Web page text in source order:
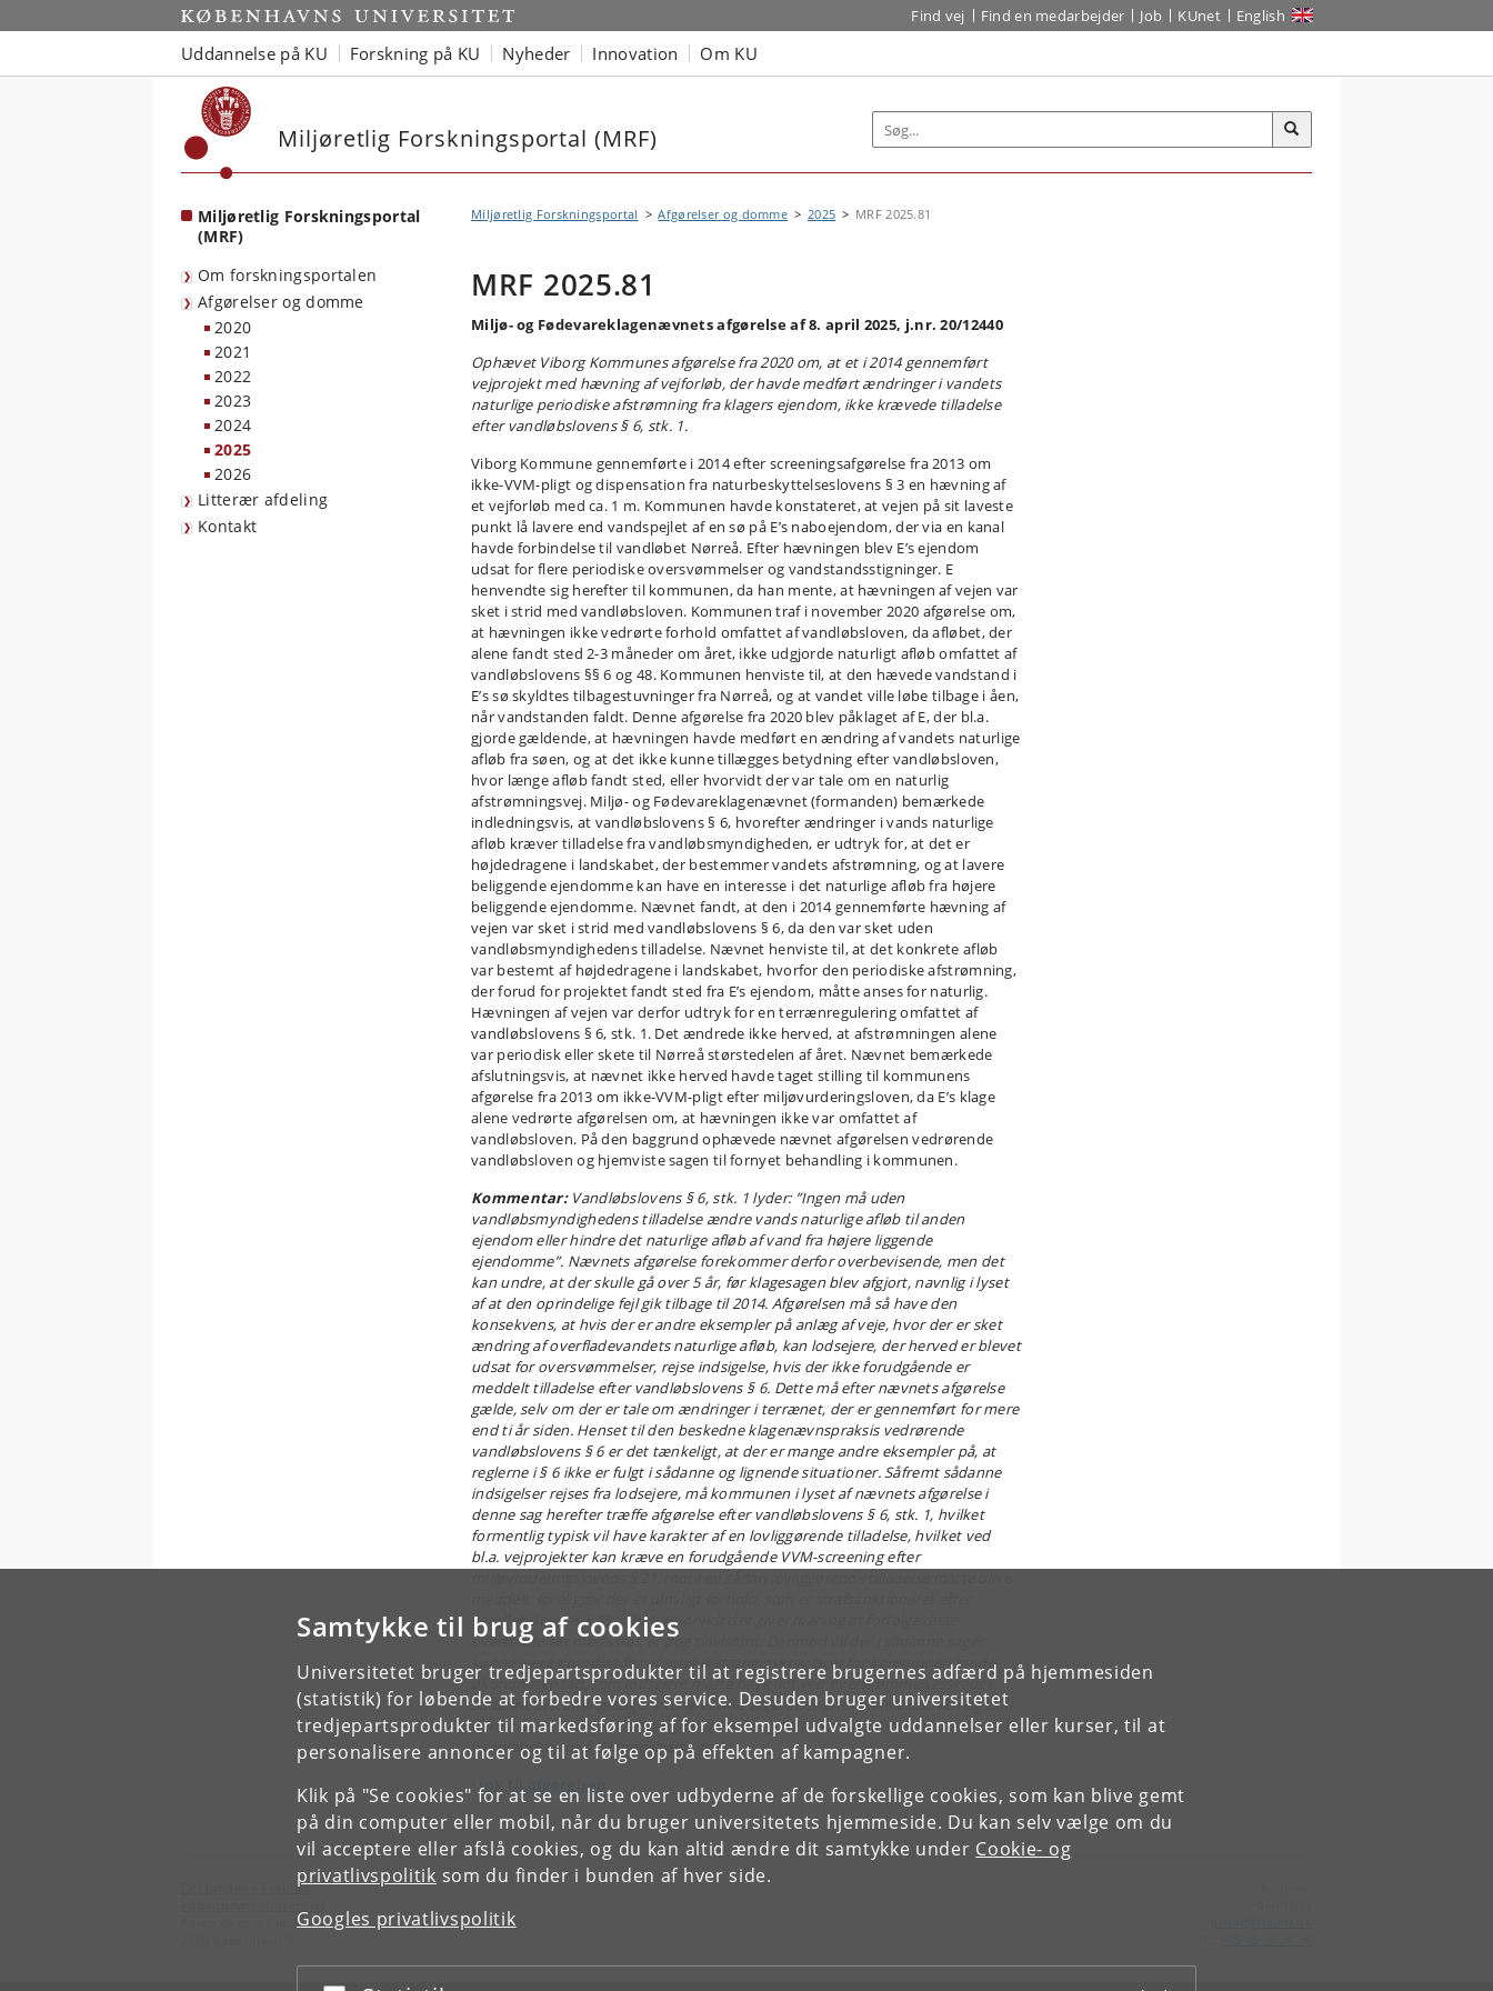
Samtykke til brug af cookies
Universitetet bruger tredjepartsprodukter til at registrere brugernes adfærd på hjemmesiden
(statistik) for løbende at forbedre vores service. Desuden bruger universitetet
tredjepartsprodukter til markedsføring af for eksempel udvalgte uddannelser eller kurser, til at
personalisere annoncer og til at følge op på effekten af kampagner.
Klik på "Se cookies" for at se en liste over udbyderne af de forskellige cookies, som kan blive gemt
på din computer eller mobil, når du bruger universitetets hjemmeside. Du kan selv vælge om du
vil acceptere eller afslå cookies, og du kan altid ændre dit samtykke under Cookie- og
privatlivspolitik som du finder i bunden af hver side.
Googles privatlivspolitik
Start Find vej Find en medarbejder Job KUnet English
Uddannelse på KU Forskning på KU Nyheder Innovation Om KU
Miljøretlig Forskningsportal (MRF)
Miljøretlig Forskningsportal
(MRF)
Om forskningsportalen
Afgørelser og domme
2020
2021
2022
2023
2024
2025
2026
Litterær afdeling
Kontakt
Miljøretlig Forskningsportal Afgørelser og domme 2025 MRF 2025.81
MRF 2025.81
Miljø- og Fødevareklagenævnets afgørelse af 8. april 2025, j.nr. 20/12440
Ophævet Viborg Kommunes afgørelse fra 2020 om, at et i 2014 gennemført
vejprojekt med hævning af vejforløb, der havde medført ændringer i vandets
naturlige periodiske afstrømning fra klagers ejendom, ikke krævede tilladelse
efter vandløbslovens § 6, stk. 1.
Viborg Kommune gennemførte i 2014 efter screeningsafgørelse fra 2013 om
ikke-VVM-pligt og dispensation fra naturbeskyttelseslovens § 3 en hævning af
et vejforløb med ca. 1 m. Kommunen havde konstateret, at vejen på sit laveste
punkt lå lavere end vandspejlet af en sø på E’s naboejendom, der via en kanal
havde forbindelse til vandløbet Nørreå. Efter hævningen blev E’s ejendom
udsat for flere periodiske oversvømmelser og vandstandsstigninger. E
henvendte sig herefter til kommunen, da han mente, at hævningen af vejen var
sket i strid med vandløbsloven. Kommunen traf i november 2020 afgørelse om,
at hævningen ikke vedrørte forhold omfattet af vandløbsloven, da afløbet, der
alene fandt sted 2-3 måneder om året, ikke udgjorde naturligt afløb omfattet af
vandløbslovens §§ 6 og 48. Kommunen henviste til, at den hævede vandstand i
E’s sø skyldtes tilbagestuvninger fra Nørreå, og at vandet ville løbe tilbage i åen,
når vandstanden faldt. Denne afgørelse fra 2020 blev påklaget af E, der bl.a.
gjorde gældende, at hævningen havde medført en ændring af vandets naturlige
afløb fra søen, og at det ikke kunne tillægges betydning efter vandløbsloven,
hvor længe afløb fandt sted, eller hvorvidt der var tale om en naturlig
afstrømningsvej. Miljø- og Fødevareklagenævnet (formanden) bemærkede
indledningsvis, at vandløbslovens § 6, hvorefter ændringer i vands naturlige
afløb kræver tilladelse fra vandløbsmyndigheden, er udtryk for, at det er
højdedragene i landskabet, der bestemmer vandets afstrømning, og at lavere
beliggende ejendomme kan have en interesse i det naturlige afløb fra højere
beliggende ejendomme. Nævnet fandt, at den i 2014 gennemførte hævning af
vejen var sket i strid med vandløbslovens § 6, da den var sket uden
vandløbsmyndighedens tilladelse. Nævnet henviste til, at det konkrete afløb
var bestemt af højdedragene i landskabet, hvorfor den periodiske afstrømning,
der forud for projektet fandt sted fra E’s ejendom, måtte anses for naturlig.
Hævningen af vejen var derfor udtryk for en terrænregulering omfattet af
vandløbslovens § 6, stk. 1. Det ændrede ikke herved, at afstrømningen alene
var periodisk eller skete til Nørreå størstedelen af året. Nævnet bemærkede
afslutningsvis, at nævnet ikke herved havde taget stilling til kommunens
afgørelse fra 2013 om ikke-VVM-pligt efter miljøvurderingsloven, da E’s klage
alene vedrørte afgørelsen om, at hævningen ikke var omfattet af
vandløbsloven. På den baggrund ophævede nævnet afgørelsen vedrørende
vandløbsloven og hjemviste sagen til fornyet behandling i kommunen.
Kommentar:Vandløbslovens § 6, stk. 1 lyder: ”Ingen må uden
vandløbsmyndighedens tilladelse ændre vands naturlige afløb til anden
ejendom eller hindre det naturlige afløb af vand fra højere liggende
ejendomme”. Nævnets afgørelse forekommer derfor overbevisende, men det
kan undre, at der skulle gå over 5 år, før klagesagen blev afgjort, navnlig i lyset
af at den oprindelige fejl gik tilbage til 2014. Afgørelsen må så have den
konsekvens, at hvis der er andre eksempler på anlæg af veje, hvor der er sket
ændring af overfladevandets naturlige afløb, kan lodsejere, der herved er blevet
udsat for oversvømmelser, rejse indsigelse, hvis der ikke forudgående er
meddelt tilladelse efter vandløbslovens § 6. Dette må efter nævnets afgørelse
gælde, selv om der er tale om ændringer i terrænet, der er gennemført for mere
end ti år siden. Henset til den beskedne klagenævnspraksis vedrørende
vandløbslovens § 6 er det tænkeligt, at der er mange andre eksempler på, at
reglerne i § 6 ikke er fulgt i sådanne og lignende situationer. Såfremt sådanne
indsigelser rejses fra lodsejere, må kommunen i lyset af nævnets afgørelse i
denne sag herefter træffe afgørelse efter vandløbslovens § 6, stk. 1, hvilket
formentlig typisk vil have karakter af en lovliggørende tilladelse, hvilket ved
bl.a. vejprojekter kan kræve en forudgående VVM-screening efter
vandløbslovens § 85, stk. 1. Hvorvidt det giver mening at forfølge disse
overtrædelser med straf, er dog tvivlsomt. Derimod vil der i sådanne sager
kunne være grundlag for at rejse erstatningskrav over for kommunen for de
økonomiske tab, som lodsejere måtte have lidt ved oversvømmelsesskader.
Sådanne erstatningssager vedrører ikke afgørelser efter vandløbsloven og skal
derfor føres ved de almindelige domstole og ikke ved taksationskommission, jf.
vandløbslovens § 73 modsætningsvis.
Link til afgørelsen.
Det Juridiske Fakultet
Karen Blixens Plads 16